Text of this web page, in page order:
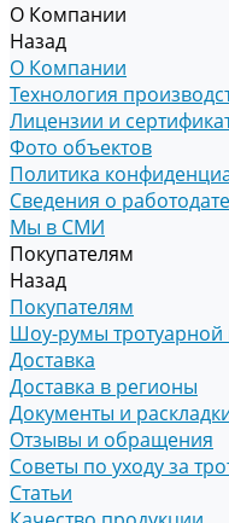
О Компании
Назад
О Компании
Технология
Лицензии и
Фото объектов
Политика
Сведения о
Мы в СМИ
Покупателям
Назад
Покупателям
Шоу-румы тротуарной
Доставка
Доставка в регионы
Документы и
Отзывы и обращения
Советы по уходу за
Статьи